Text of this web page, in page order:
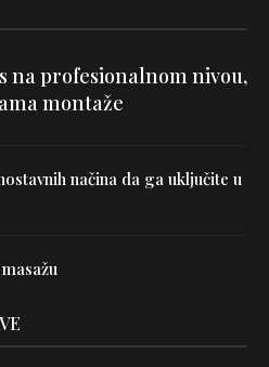
na profesionalnom nivou,
montaže
načina da ga uključite u